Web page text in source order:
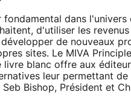
fondamental dans
d'utiliser les
de nouveaux
sites. Le MIVA
livre blanc offre aux
leur permettant
Bishop, Président et